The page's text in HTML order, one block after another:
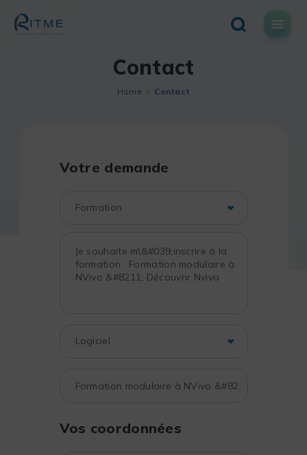
content
Contact
Home Contact
Votre demande
Vos coordonnées